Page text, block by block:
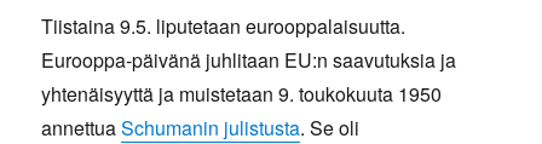
Tiistaina 9.5. liputetaan eurooppalaisuutta.
Eurooppa-päivänä juhlitaan EU:n saavutuksia ja
yhtenäisyyttä ja muistetaan 9. toukokuuta 1950
annettuaSchumanin julistusta. Se oli